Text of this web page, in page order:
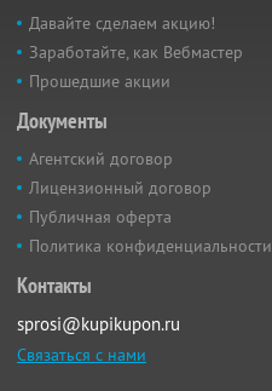
Давайте сделаем акцию!
Заработайте, как Вебмастер
Прошедшие акции
Документы
Агентский договор
Лицензионный договор
Публичная оферта
Политика конфиденциальности
Контакты
sprosi@kupikupon.ru
Связаться с нами